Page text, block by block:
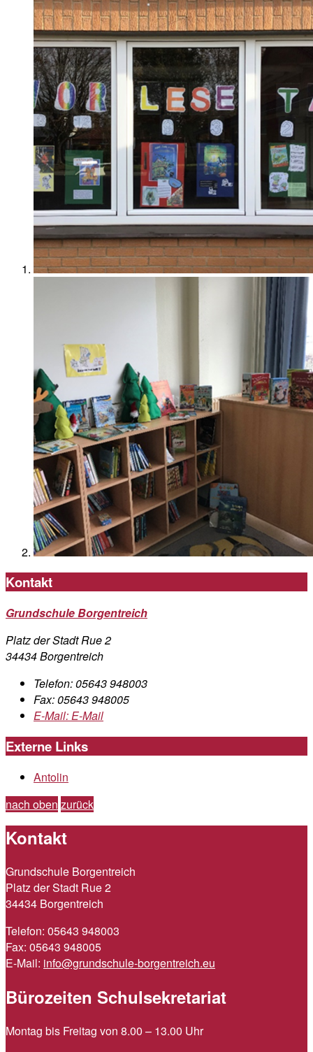
Kontakt
Grundschule Borgentreich
Platz der Stadt Rue 2
34434 Borgentreich
Telefon:05643 948003
Fax:05643 948005
E-Mail:E-Mail
Externe Links
Antolin
nach oben zurück
Kontakt
Grundschule Borgentreich
Platz der Stadt Rue 2
34434 Borgentreich
Telefon: 05643 948003
Fax: 05643 948005
E-Mail: info@grundschule-borgentreich.eu
Bürozeiten Schulsekretariat
Montag bis Freitag von 8.00 – 13.00 Uhr